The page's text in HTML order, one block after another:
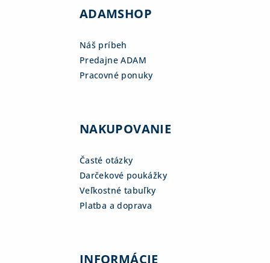
ADAMSHOP
Náš príbeh
Predajne ADAM
Pracovné ponuky
NAKUPOVANIE
Časté otázky
Darčekové poukážky
Veľkostné tabuľky
Platba a doprava
INFORMÁCIE